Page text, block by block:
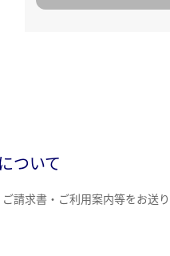
ついて
請求書・ご利用案内等をお送り